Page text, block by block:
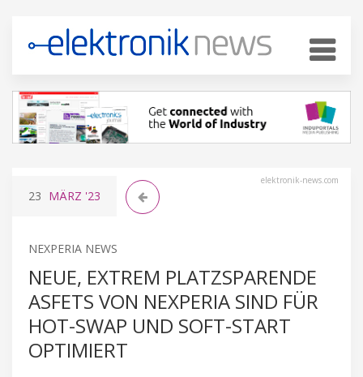
elektronik-news.com
23 MÄRZ '23
NEXPERIA NEWS
NEUE, EXTREM PLATZSPARENDE
ASFETS VON NEXPERIA SIND FÜR
HOT-SWAP UND SOFT-START
OPTIMIERT